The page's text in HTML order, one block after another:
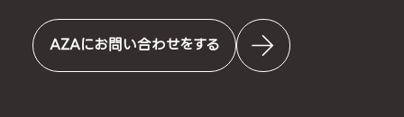
AZAにお問い合わせをする